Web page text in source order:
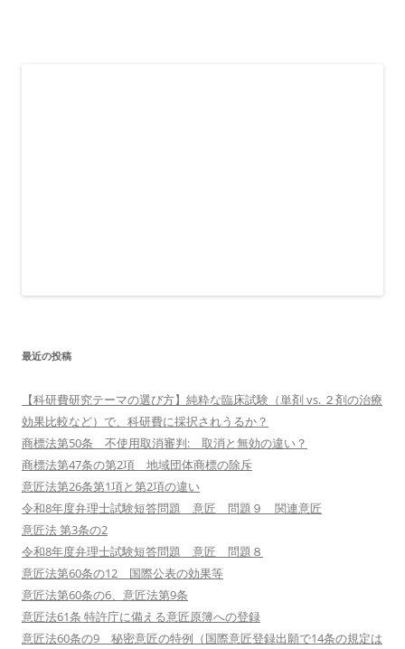
最近の投稿
【科研費研究テーマの選び方】純粋な臨床試験（単剤 vs. ２剤の治療
効果比較など）で、科研費に採択されうるか？
商標法第50条 不使用取消審判: 取消と無効の違い？
商標法第47条の第2項 地域団体商標の除斥
意匠法第26条第1項と第2項の違い
令和8年度弁理士試験短答問題 意匠 問題９ 関連意匠
意匠法 第3条の2
令和8年度弁理士試験短答問題 意匠 問題８
意匠法第60条の12 国際公表の効果等
意匠法第60条の6、意匠法第9条
意匠法61条 特許庁に備える意匠原簿への登録
意匠法60条の9 秘密意匠の特例（国際意匠登録出願で14条の規定は